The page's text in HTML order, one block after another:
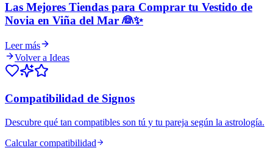
Las Mejores Tiendas para Comprar tu Vestido de
Novia en Viña del Mar 👰✨
Leer más
Volver a Ideas
Compatibilidad de Signos
Descubre qué tan compatibles son tú y tu pareja según la astrología.
Calcular compatibilidad